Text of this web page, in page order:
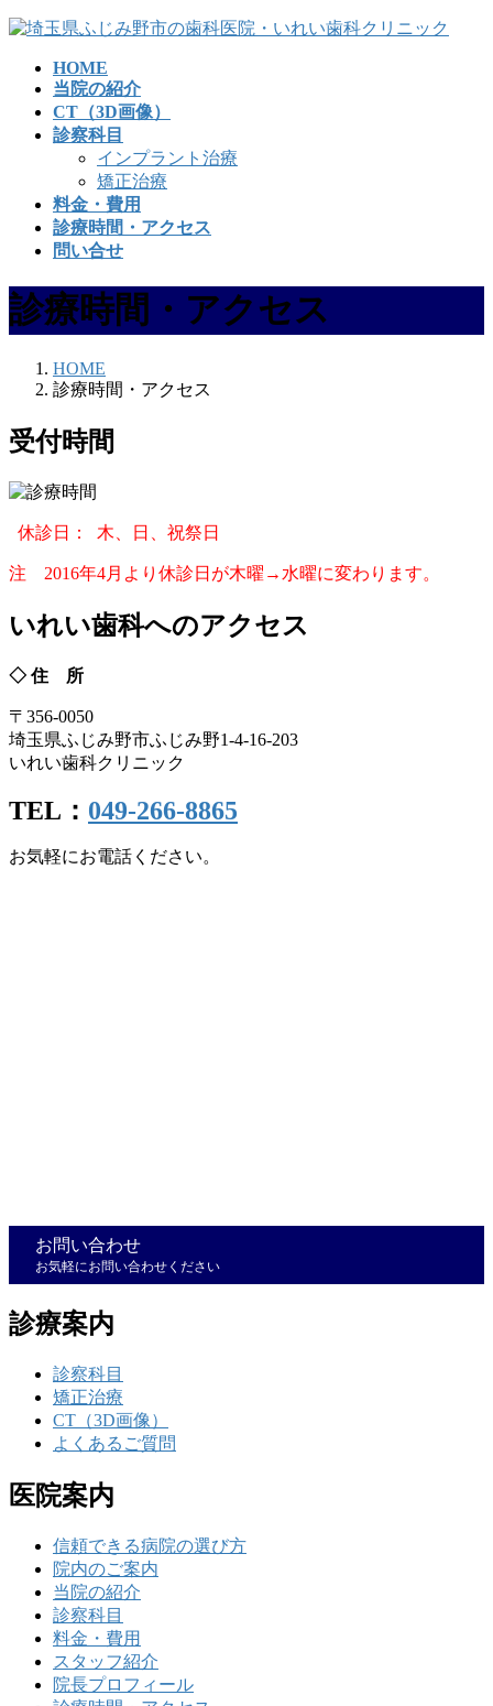
コ
ナ
HOME
当院の紹介
CT（3D画像）
診察科目
インプラント治療
矯正治療
料金・費用
診療時間・アクセス
問い合せ
診療時間・アクセス
HOME
診療時間・アクセス
受付時間
休診日： 木、日、祝祭日
注 2016年4月より休診日が木曜→水曜に変わります。
いれい歯科へのアクセス
◇ 住 所
〒356-0050
埼玉県ふじみ野市ふじみ野1-4-16-203
いれい歯科クリニック
TEL： 049-266-8865
お気軽にお電話ください。
お問い合わせ
お気軽にお問い合わせください
診療案内
診察科目
矯正治療
CT（3D画像）
よくあるご質問
医院案内
信頼できる病院の選び方
院内のご案内
当院の紹介
診察科目
料金・費用
スタッフ紹介
院長プロフィール